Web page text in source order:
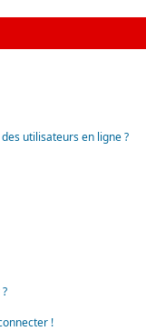
utilisateurs en ligne ?
!